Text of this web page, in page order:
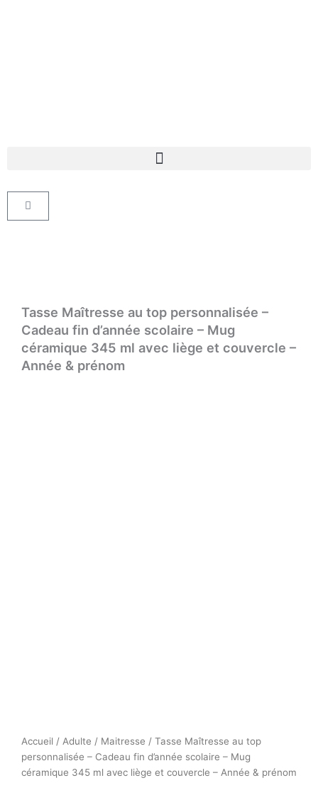
Panier
Tasse Maîtresse au top personnalisée –
Cadeau fin d’année scolaire – Mug
céramique 345 ml avec liège et couvercle –
Année & prénom
Accueil / Adulte / Maitresse / Tasse Maîtresse au top
personnalisée – Cadeau fin d’année scolaire – Mug
céramique 345 ml avec liège et couvercle – Année & prénom